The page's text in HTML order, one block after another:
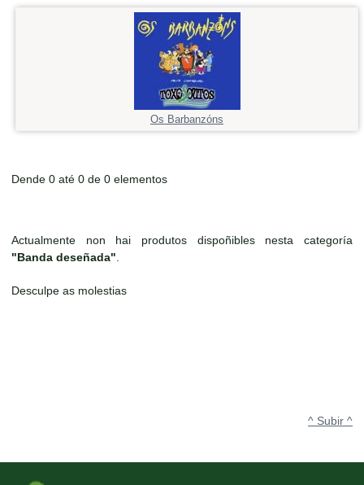
Os Barbanzóns
Dende 0 até 0 de 0 elementos
Actualmente non hai produtos dispoñibles nesta categoría
"Banda deseñada"
Desculpe as molestias
^ Subir ^